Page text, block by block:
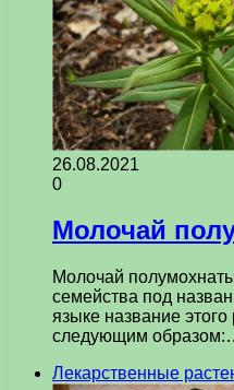
26.08.2021
0
Молочай
Молочай
семейства под
языке название этого
следующим
Лекарственные